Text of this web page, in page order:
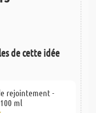
de cette idée
rejointement -
ml